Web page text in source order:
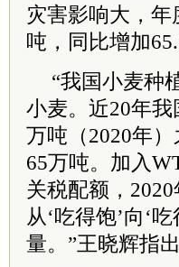
灾害影响大，
吨，同比增加
“我国小麦种
小麦。近20年
万吨（2020年
65万吨。加入
关税配额，
从‘吃得饱’向‘
量。”王晓辉指出